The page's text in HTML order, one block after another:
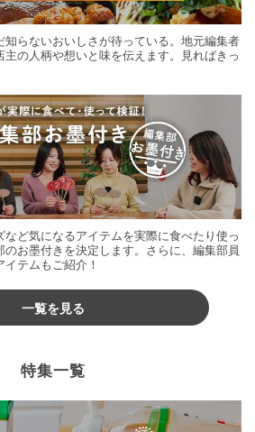
らないおいしさが待っている。地元編集者
の人柄や想いと味を伝えます。見ればきっ
ど気になるアイテムを実際に食べたり使っ
お墨付きを決定します。さらに、編集部員
テムもご紹介！
一覧を見る
特集一覧